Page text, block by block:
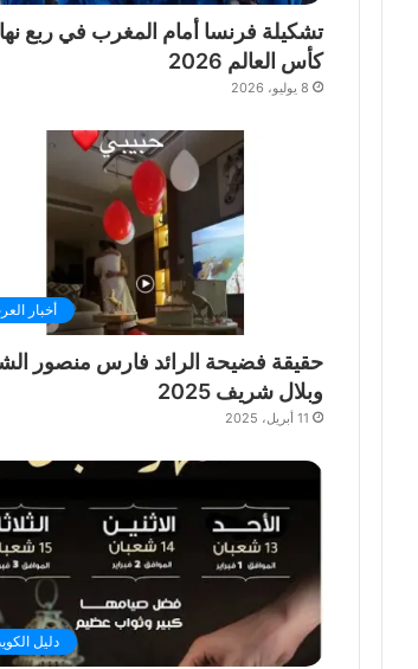
تشكيلة فرنسا أمام المغرب في ربع
كأس العالم 2026
8 يوليو، 2026
أخبار
حقيقة فضيحة الرائد فارس منصور
وبلال شريف 2025
11 أبريل، 2025
دليل